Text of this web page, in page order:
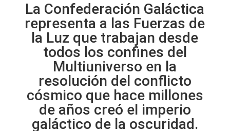
La Confederación Galáctica
representa a las Fuerzas de
la Luz que trabajan desde
todos los confines del
Multiuniverso en la
resolución del conflicto
cósmico que hace millones
de años creó el imperio
galáctico de la oscuridad.